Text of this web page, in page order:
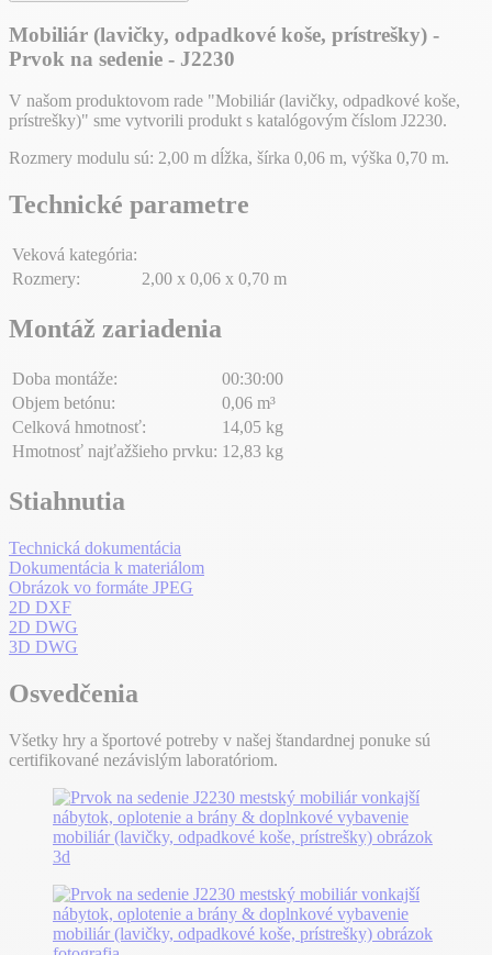
Mobiliár (lavičky, odpadkové koše, prístrešky) -
Prvok na sedenie - J2230
V našom produktovom rade "Mobiliár (lavičky, odpadkové koše,
prístrešky)" sme vytvorili produkt s katalógovým číslom J2230.
Rozmery modulu sú: 2,00 m dĺžka, šírka 0,06 m, výška 0,70 m.
Technické parametre
Veková kategória:
Rozmery:
2,00 x 0,06 x 0,70 m
Montáž zariadenia
Doba montáže:
00:30:00
Objem betónu:
0,06 m³
Celková hmotnosť:
14,05 kg
Hmotnosť najťažšieho prvku: 12,83 kg
Stiahnutia
Technická dokumentácia
Dokumentácia k materiálom
Obrázok vo formáte JPEG
2D DXF
2D DWG
3D DWG
Osvedčenia
Všetky hry a športové potreby v našej štandardnej ponuke sú
certifikované nezávislým laboratóriom.